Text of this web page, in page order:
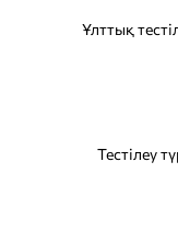
Ұлттық
Тестілеу